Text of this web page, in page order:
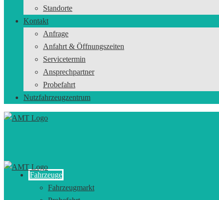
Standorte
Kontakt
Anfrage
Anfahrt & Öffnungszeiten
Servicetermin
Ansprechpartner
Probefahrt
Nutzfahrzeugzentrum
Fahrzeuge
Fahrzeugmarkt